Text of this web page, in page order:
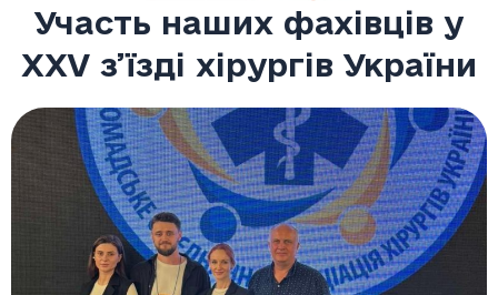
Участь наших фахівців у
XXV з’їзді хірургів України